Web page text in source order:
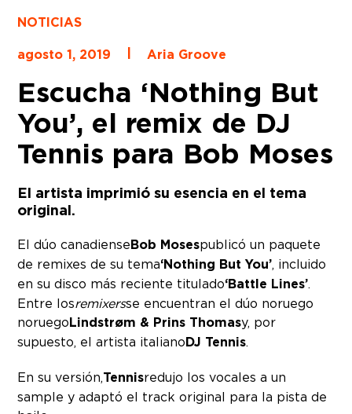
NOTICIAS
agosto 1, 2019
Aria Groove
Escucha ‘Nothing But
You’, el remix de DJ
Tennis para Bob Moses
El artista imprimió su esencia en el tema
original.
El dúo canadienseBob Mosespublicó un paquete
de remixes de su tema‘Nothing But You’, incluido
en su disco más reciente titulado‘Battle Lines’.
Entre losremixersse encuentran el dúo noruego
noruegoLindstrøm & Prins Thomasy, por
supuesto, el artista italianoDJ Tennis.
En su versión,Tennisredujo los vocales a un
sample y adaptó el track original para la pista de